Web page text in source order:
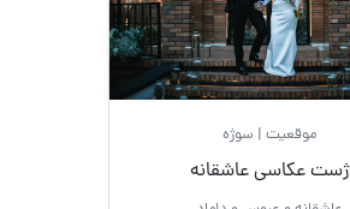
موقعیت | سوژه
ژست عکاسی عاشقانه